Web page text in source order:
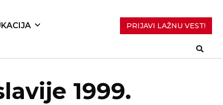
PRIJAVI LAŽNU VEST!
1999.